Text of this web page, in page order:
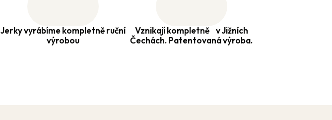
Jerky vyrábíme kompletně ruční
výrobou
Vznikají kompletně v Jižních
Čechách. Patentovaná výroba.